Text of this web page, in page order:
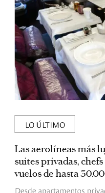
LO ÚLTIMO
Las aerolíneas más
suites privadas,
vuelos de hasta
Desde apartamentos